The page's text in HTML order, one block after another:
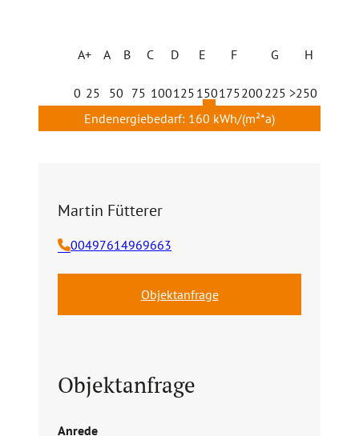
A+ A B C D E F G H
0 25 50 75 100125 150175200 225 >250
Endenergiebedarf: 160 kWh/(m²*a)
Martin Fütterer
00497614969663
Objektanfrage
Objektanfrage
Anrede